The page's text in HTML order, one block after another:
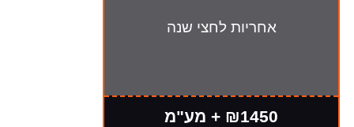
אחריות לחצי שנה
₪1450 + מע"מ